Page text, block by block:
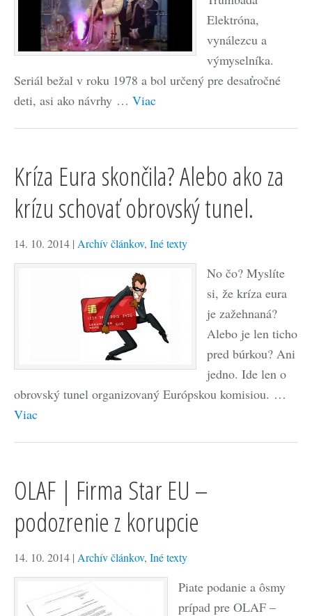
Elektróna,
vynálezcu a
výmyselníka.
Seriál bežal v roku 1978 a bol určený pre desaťročné
deti, asi ako návrhy … Viac
Kríza Eura skončila? Alebo ako za
krízu schovať obrovský tunel.
14. 10. 2014 | Archív článkov, Iné texty
No čo? Myslíte
si, že kríza eura
je zažehnaná?
Alebo je len ticho
pred búrkou? Ani
jedno. Ide len o
obrovský tunel organizovaný Európskou komisiou. …
Viac
OLAF | Firma Star EU –
podozrenie z korupcie
14. 10. 2014 | Archív článkov, Iné texty
Piate podanie a ôsmy
prípad pre OLAF –